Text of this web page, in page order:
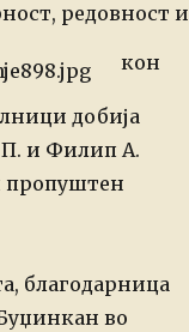
редовност и
кон
добија
и Филип А.
пропуштен
благодарница
во